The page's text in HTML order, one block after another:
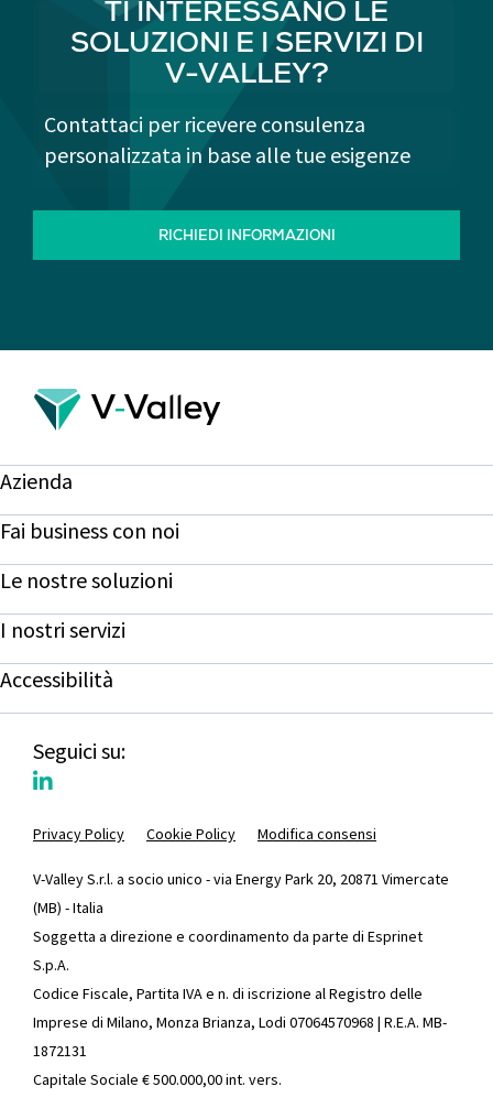
TI INTERESSANO LE
SOLUZIONI E I SERVIZI DI
V-VALLEY?
Contattaci per ricevere consulenza
personalizzata in base alle tue esigenze
RICHIEDI INFORMAZIONI
Azienda
Fai business con noi
Le nostre soluzioni
I nostri servizi
Accessibilità
Seguici su:
V-Valley S.r.l. a socio unico - via Energy Park 20, 20871 Vimercate
(MB) - Italia
Soggetta a direzione e coordinamento da parte di Esprinet
S.p.A.
Codice Fiscale, Partita IVA e n. di iscrizione al Registro delle
Imprese di Milano, Monza Brianza, Lodi 07064570968 | R.E.A. MB-
1872131
Capitale Sociale € 500.000,00 int. vers.
Privacy Policy Cookie Policy Modifica consensi